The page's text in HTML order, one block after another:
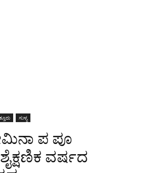
ಸುಳ್ಯ
ಪ ಪೂ
ವರ್ಷದ